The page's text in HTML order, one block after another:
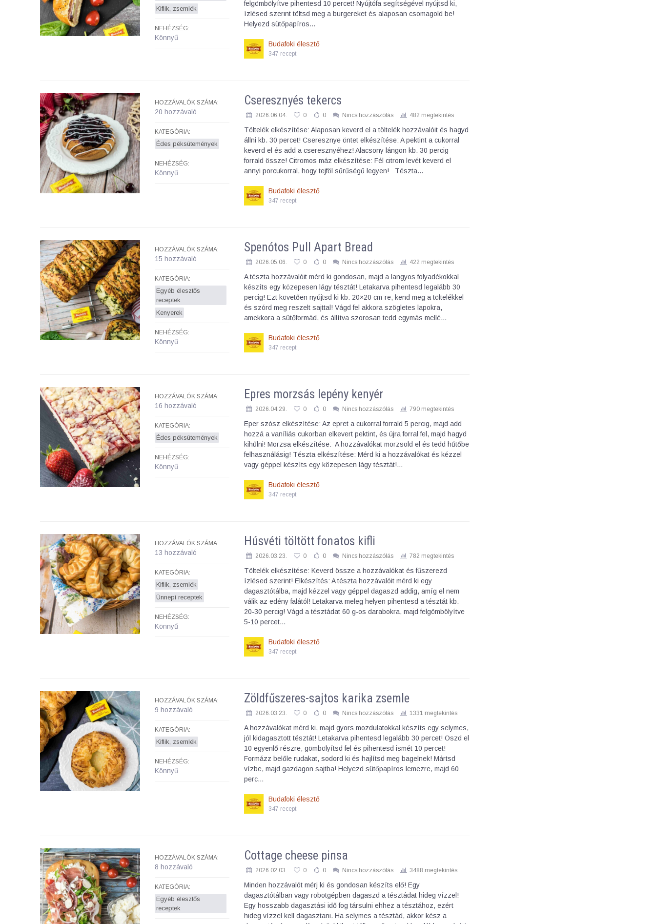
Kiflik, zsemlék
NEHÉZSÉG:
Könnyű
felgömbölyítve pihentesd 10 percet! Nyújtófa segítségével nyújtsd ki,
ízlésed szerint töltsd meg a burgereket és alaposan csomagold be!
Helyezd sütőpapíros…
Budafoki élesztő
347 recept
HOZZÁVALÓK SZÁMA:
20 hozzávaló
KATEGÓRIA:
Édes péksütemények
NEHÉZSÉG:
Könnyű
Cseresznyés tekercs
2026.06.04. 0 0 Nincs hozzászólás 482 megtekintés
Töltelék elkészítése: Alaposan keverd el a töltelék hozzávalóit és hagyd
állni kb. 30 percet! Cseresznye öntet elkészítése: A pektint a cukorral
keverd el és add a cseresznyéhez! Alacsony lángon kb. 30 percig
forrald össze! Citromos máz elkészítése: Fél citrom levét keverd el
annyi porcukorral, hogy tejföl sűrűségű legyen! Tészta…
Budafoki élesztő
347 recept
HOZZÁVALÓK SZÁMA:
15 hozzávaló
KATEGÓRIA:
Egyéb élesztős
receptek
Kenyerek
NEHÉZSÉG:
Könnyű
Spenótos Pull Apart Bread
2026.05.06. 0 0 Nincs hozzászólás 422 megtekintés
A tészta hozzávalóit mérd ki gondosan, majd a langyos folyadékokkal
készíts egy közepesen lágy tésztát! Letakarva pihentesd legalább 30
percig! Ezt követően nyújtsd ki kb. 20×20 cm-re, kend meg a töltelékkel
és szórd meg reszelt sajttal! Vágd fel akkora szögletes lapokra,
amekkora a sütőformád, és állítva szorosan tedd egymás mellé…
Budafoki élesztő
347 recept
HOZZÁVALÓK SZÁMA:
16 hozzávaló
KATEGÓRIA:
Édes péksütemények
NEHÉZSÉG:
Könnyű
Epres morzsás lepény kenyér
2026.04.29. 0 0 Nincs hozzászólás 790 megtekintés
Eper szósz elkészítése: Az epret a cukorral forrald 5 percig, majd add
hozzá a vaníliás cukorban elkevert pektint, és újra forral fel, majd hagyd
kihűlni! Morzsa elkészítése: A hozzávalókat morzsold el és tedd hűtőbe
felhasználásig! Tészta elkészítése: Mérd ki a hozzávalókat és kézzel
vagy géppel készíts egy közepesen lágy tésztát!…
Budafoki élesztő
347 recept
HOZZÁVALÓK SZÁMA:
13 hozzávaló
KATEGÓRIA:
Kiflik, zsemlék
Ünnepi receptek
NEHÉZSÉG:
Könnyű
Húsvéti töltött fonatos kifli
2026.03.23. 0 0 Nincs hozzászólás 782 megtekintés
Töltelék elkészítése: Keverd össze a hozzávalókat és fűszerezd
ízlésed szerint! Elkészítés: A tészta hozzávalóit mérd ki egy
dagasztótálba, majd kézzel vagy géppel dagaszd addig, amíg el nem
válik az edény falától! Letakarva meleg helyen pihentesd a tésztát kb.
20-30 percig! Vágd a tésztádat 60 g-os darabokra, majd felgömbölyítve
5-10 percet…
Budafoki élesztő
347 recept
HOZZÁVALÓK SZÁMA:
9 hozzávaló
KATEGÓRIA:
Kiflik, zsemlék
NEHÉZSÉG:
Könnyű
Zöldfűszeres-sajtos karika zsemle
2026.03.23. 0 0 Nincs hozzászólás 1331 megtekintés
A hozzávalókat mérd ki, majd gyors mozdulatokkal készíts egy selymes,
jól kidagasztott tésztát! Letakarva pihentesd legalább 30 percet! Oszd el
10 egyenlő részre, gömbölyítsd fel és pihentesd ismét 10 percet!
Formázz belőle rudakat, sodord ki és hajlítsd meg bagelnek! Mártsd
vízbe, majd gazdagon sajtba! Helyezd sütőpapíros lemezre, majd 60
perc…
Budafoki élesztő
347 recept
HOZZÁVALÓK SZÁMA:
8 hozzávaló
KATEGÓRIA:
Egyéb élesztős
receptek
Cottage cheese pinsa
2026.02.03. 0 0 Nincs hozzászólás 3488 megtekintés
Minden hozzávalót mérj ki és gondosan készíts elő! Egy
dagasztótálban vagy robotgépben dagaszd a tésztádat hideg vízzel!
Egy hosszabb dagasztási idő fog társulni ehhez a tésztához, ezért
hideg vízzel kell dagasztani. Ha selymes a tésztád, akkor kész a